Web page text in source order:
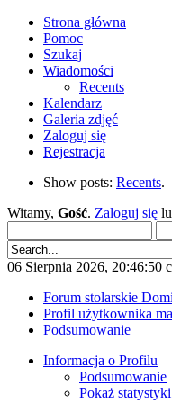
Strona główna
Pomoc
Szukaj
Wiadomości
Recents
Kalendarz
Galeria zdjęć
Zaloguj się
Rejestracja
Show posts: Recents.
Witamy, Gość. Zaloguj się
06 Sierpnia 2026, 20:46:50
Forum stolarskie
Profil użytkownika
Podsumowanie
Informacja o Profilu
Podsumowanie
Pokaż statystyki